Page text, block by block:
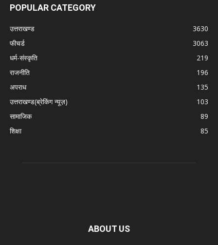
POPULAR CATEGORY
उत्तराखण्ड
3630
फीचर्ड
3063
धर्म-संस्कृति
219
राजनीति
196
अपराध
135
उत्तराखण्ड(ब्रेकिंग न्यूज़)
103
सामाजिक
89
शिक्षा
85
ABOUT US